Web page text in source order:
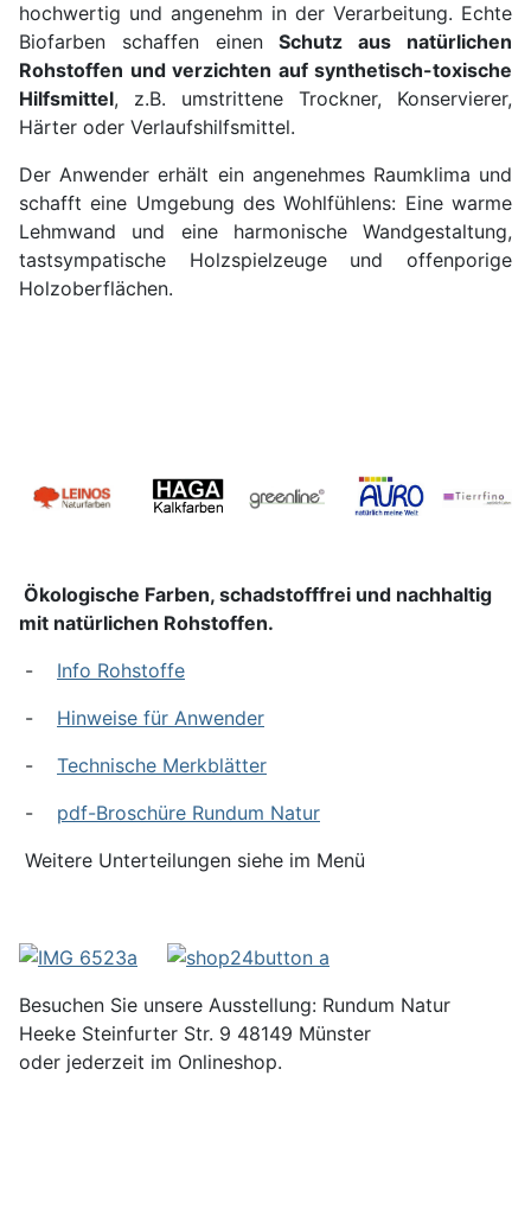
hochwertig und angenehm in der Verarbeitung. Echte
Biofarben schaffen einenSchutz aus natürlichen
Rohstoffen und verzichten auf synthetisch-toxische
Hilfsmittel, z.B. umstrittene Trockner, Konservierer,
Härter oder Verlaufshilfsmittel.
Der Anwender erhält ein angenehmes Raumklima und
schafft eine Umgebung des Wohlfühlens: Eine warme
Lehmwand und eine harmonische Wandgestaltung,
tastsympatische Holzspielzeuge und offenporige
Holzoberflächen.
Ökologische Farben, schadstofffrei und nachhaltig
mit natürlichen Rohstoffen.
- Info Rohstoffe
- Hinweise für Anwender
- Technische Merkblätter
- pdf-Broschüre Rundum Natur
Weitere Unterteilungen siehe im Menü
Besuchen Sie unsere Ausstellung: Rundum Natur
Heeke Steinfurter Str. 9 48149 Münster
oder jederzeit im Onlineshop.